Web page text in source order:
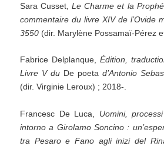
Sara Cusset,Le Charme et la
commentaire du livre XIV de l’Ovide
3550 (dir. Marylène Possamaï-Pérez
Fabrice Delplanque, Édition,
Livre V du De poeta d’Antonio
(dir. Virginie Leroux) ; 2018-.
Francesc De Luca, Uomini,
intorno a Girolamo Soncino :
tra Pesaro e Fano agli inizi del